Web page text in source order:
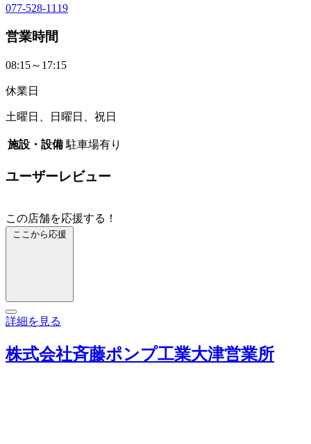
077-528-1119
営業時間
08:15～17:15
休業日
土曜日、日曜日、祝日
施設・設備 駐車場有り
ユーザーレビュー
この店舗を応援する！
ここから応援
詳細を見る
株式会社斉藤ポンプ工業大津営業所